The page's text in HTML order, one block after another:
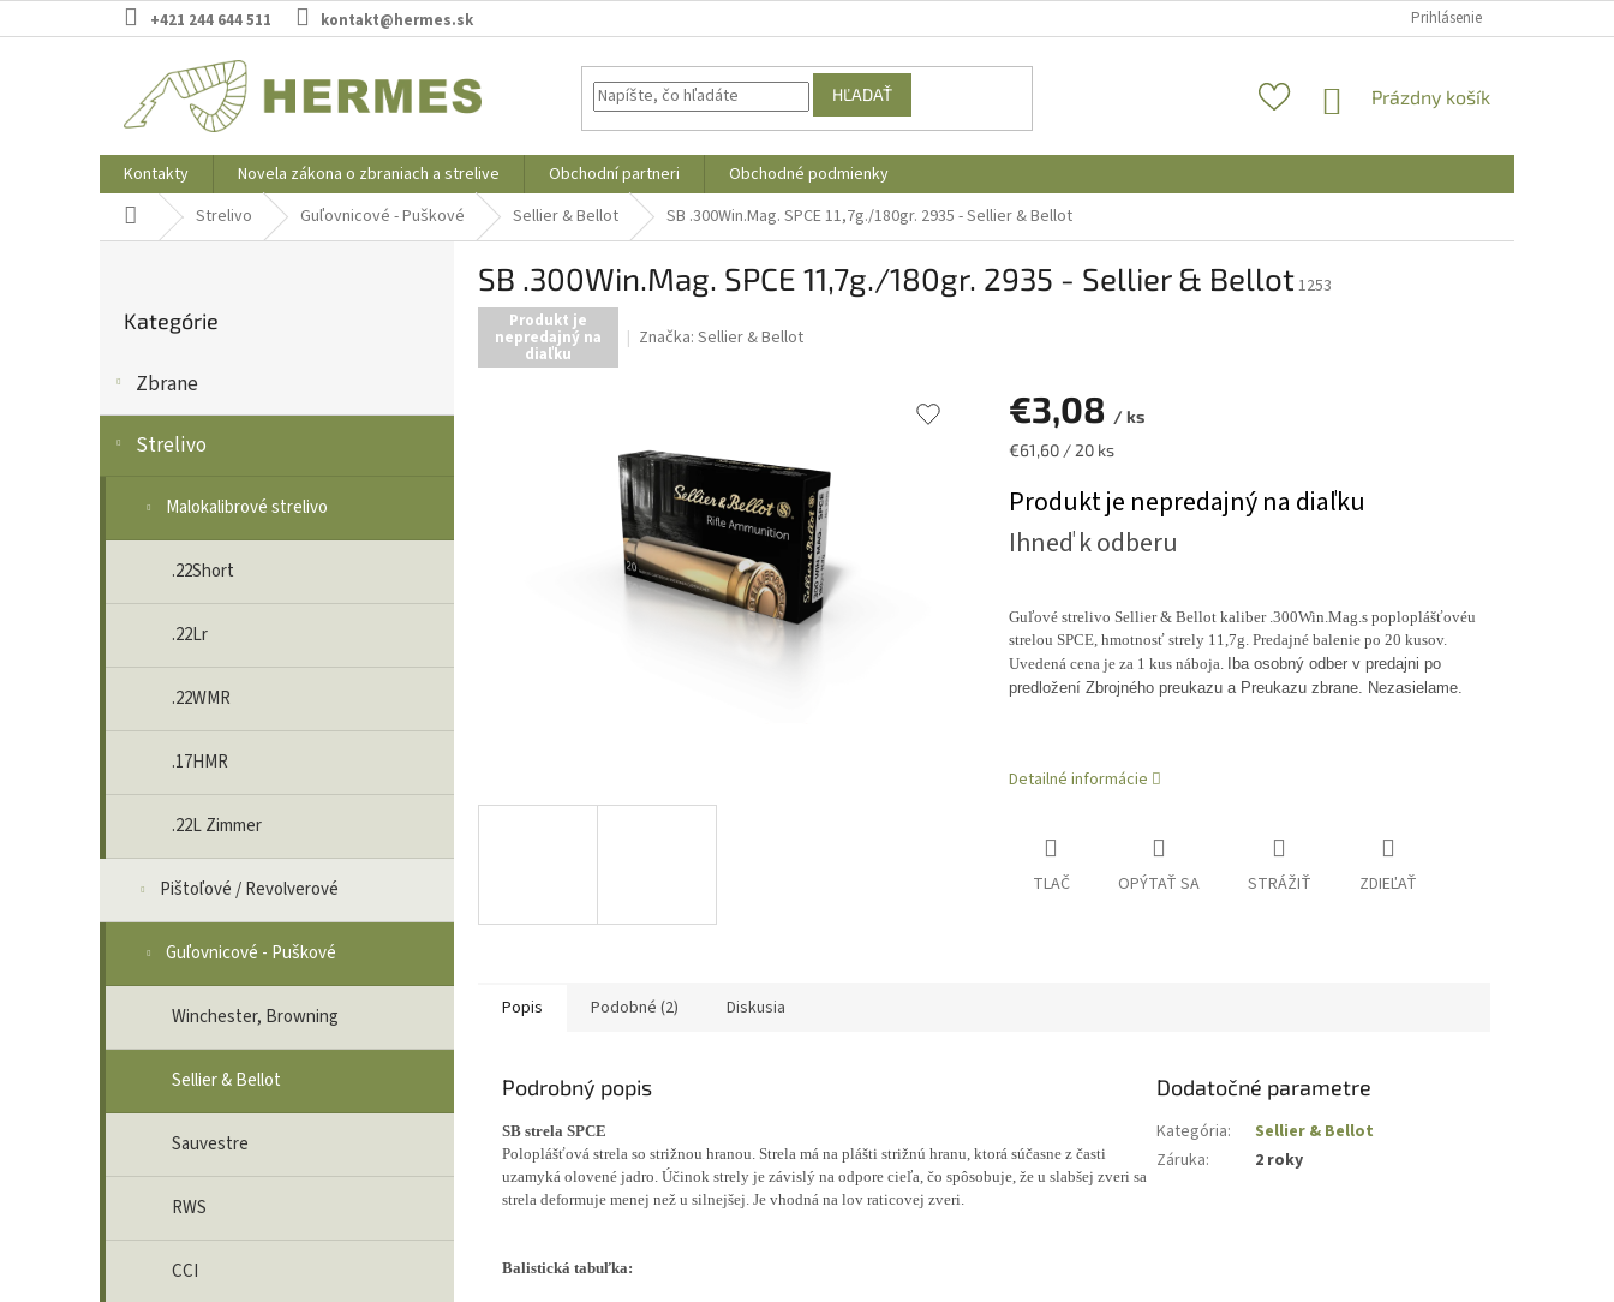
na
+421 244 644 511 kontakt@hermes.sk Prihlásenie
HĽADAŤ
NÁKUPNÝ
Prázdny košík
Kontakty Novela zákona o zbraniach a strelive Obchodní partneri
Obchodné podmienky
DomovStrelivo Guľovnicové - Puškové Sellier & Bellot SB .300Win.Mag. SPCE 11,7g./180gr. 2935 - Sellier & Bellot
a
kategórie
Kategórie
Zbrane
Strelivo
Malokalibrové strelivo
.22Short
.22Lr
.22WMR
.17HMR
.22L Zimmer
Pištoľové / Revolverové
Guľovnicové - Puškové
Winchester, Browning
Sellier & Bellot
Sauvestre
RWS
CCI
SB .300Win.Mag. SPCE 11,7g./180gr. 2935 - Sellier & Bellot1253
Produkt je
nepredajný na
diaľku
Značka: Sellier & Bellot
€3,08 / ks
Jednotková
€61,60 / 20 ks
Produkt je nepredajný na diaľku
Ihneď k odberu
Guľové strelivo Sellier & Bellot kaliber .300Win.Mag.s poploplášťovéu
strelou SPCE, hmotnosť strely 11,7g. Predajné balenie po 20 kusov.
Uvedená cena je za 1 kus náboja. Iba osobný odber v predajni po
predložení Zbrojného preukazu a Preukazu zbrane. Nezasielame.
Detailné informácie
TLAČ OPÝTAŤ SA STRÁŽIŤ ZDIEĽAŤ
Popis Podobné (2) Diskusia
Podrobný popis
SB strela SPCE
Poloplášťová strela so strižnou hranou. Strela má na plášti strižnú hranu, ktorá súčasne z časti
uzamyká olovené jadro. Účinok strely je závislý na odpore cieľa, čo spôsobuje, že u slabšej zveri sa
strela deformuje menej než u silnejšej. Je vhodná na lov raticovej zveri.
Balistická tabuľka:
Dodatočné parametre
Kategória:
Sellier & Bellot
Záruka: 2 roky